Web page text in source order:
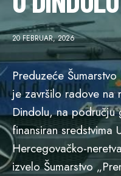
20 FEBRUAR, 2026
Preduzeće
je završilo radove na
Dindolu, na području
finansiran sredstvima
Hercegovačko-
izvelo Šumarstvo